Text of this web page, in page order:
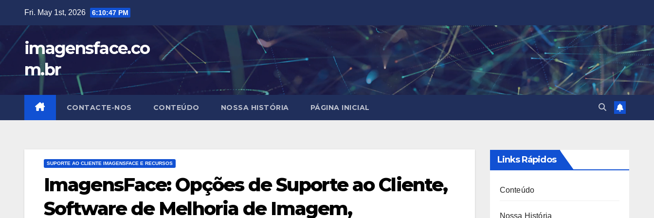
content
Fri. May 1st, 2026 6:10:48 PM
imagensface.co
m.br
CONTACTE-NOS CONTEÚDO NOSSA HISTÓRIA PÁGINA INICIAL
SUPORTE AO CLIENTE IMAGENSFACE E RECURSOS
ImagensFace: Opções de Suporte ao Cliente,
Software de Melhoria de Imagem,
Links Rápidos
Conteúdo
Nossa História